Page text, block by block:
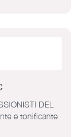
DEL
e tonificante